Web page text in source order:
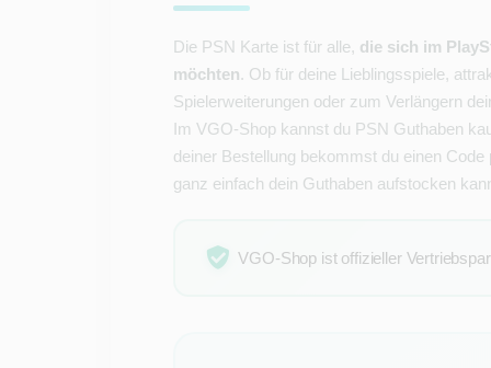
Die PSN Karte ist für alle, die sich im
möchten. Ob für deine Lieblingsspiele,
Spielerweiterungen oder zum Verlängern
Im VGO-Shop kannst du PSN Guthaben
deiner Bestellung bekommst du einen
ganz einfach dein Guthaben aufstocken
VGO-Shop ist offizieller